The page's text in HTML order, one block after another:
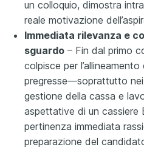
un colloquio, dimostra
reale motivazione
Immediata rilevanza e
sguardo – Fin dal primo
colpisce per
pregresse—soprattutto
gestione della cassa e
aspettative di un cassiere
pertinenza immediata
preparazione del